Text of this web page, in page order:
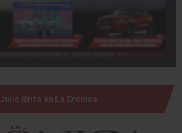
Julio Brito en La Crónica